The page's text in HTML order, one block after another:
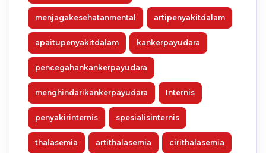
menjagakesehatanmental artipenyakitdalam
apaitupenyakitdalam kankerpayudara
pencegahankankerpayudara
menghindarikankerpayudara Internis
penyakirinternis spesialisinternis
thalasemia artithalasemia cirithalasemia